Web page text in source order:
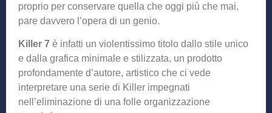
proprio per conservare quella che oggi più che mai,
pare davvero l’opera di un genio.
Killer 7 è infatti un violentissimo titolo dallo stile unico
e dalla grafica minimale e stilizzata, un prodotto
profondamente d’autore, artistico che ci vede
interpretare una serie di Killer impegnati
nell’eliminazione di una folle organizzazione